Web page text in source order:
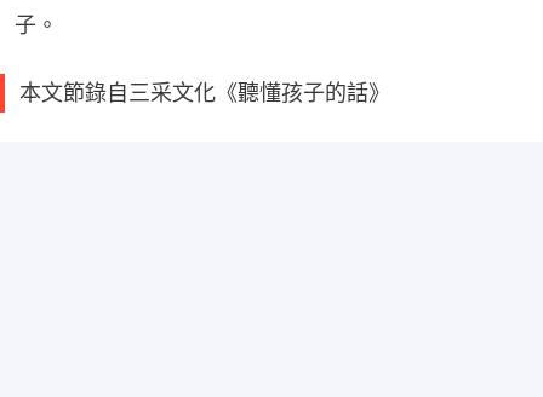
子。
本文節錄自三采文化《聽懂孩子的話》